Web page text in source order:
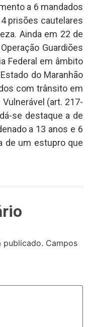
a 6 mandados
prisões cautelares
Ainda em 22 de
Guardiões
Federal em âmbito
do Maranhão
com trânsito em
(art. 217-
se destaque a de
a 13 anos e 6
de um estupro que
publicado. Campos